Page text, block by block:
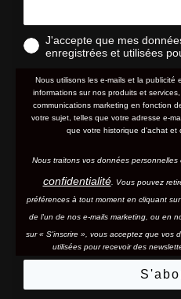
J'accepte que mes
enregistrées et utilisées
Nous utilisons les e-mails et la
informations sur nos produits et
communications marketing en fonction
votre sujet, telles que votre adresse e-
que votre historique d'achat et
Nous traitons vos données personnelles
confidentialité. Vous pouvez
préférences à tout moment en cliquant
de l'un de nos e-mails marketing, ou en
sur « S'inscrire », vous acceptez que vos
utilisées pour recevoir des